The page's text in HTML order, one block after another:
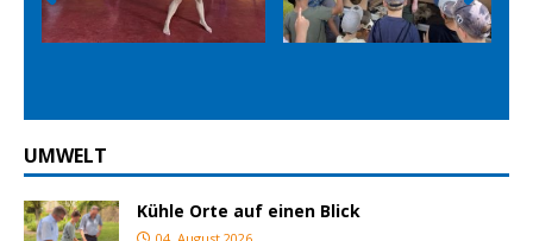
Prev
ious
Nex
t
UMWELT
Kühle Orte auf einen Blick